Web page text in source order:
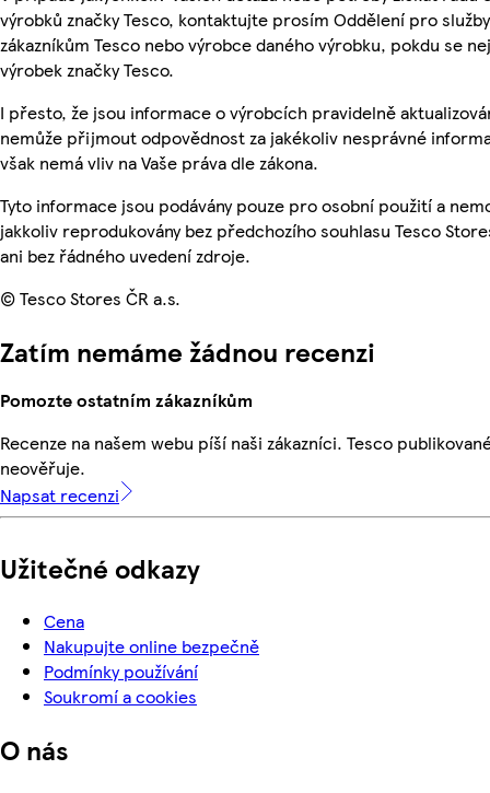
výrobků značky Tesco, kontaktujte prosím Oddělení pro služby
zákazníkům Tesco nebo výrobce daného výrobku, pokdu se
výrobek značky Tesco.
I přesto, že jsou informace o výrobcích pravidelně
nemůže přijmout odpovědnost za jakékoliv nesprávné
však nemá vliv na Vaše práva dle zákona.
Tyto informace jsou podávány pouze pro osobní použití a
jakkoliv reprodukovány bez předchozího souhlasu Tesco
ani bez řádného uvedení zdroje.
© Tesco Stores ČR a.s.
Zatím nemáme žádnou recenzi
Pomozte ostatním zákazníkům
Recenze na našem webu píší naši zákazníci. Tesco
neověřuje.
Napsat recenzi
Užitečné odkazy
Cena
Nakupujte online bezpečně
Podmínky používání
Soukromí a cookies
O nás